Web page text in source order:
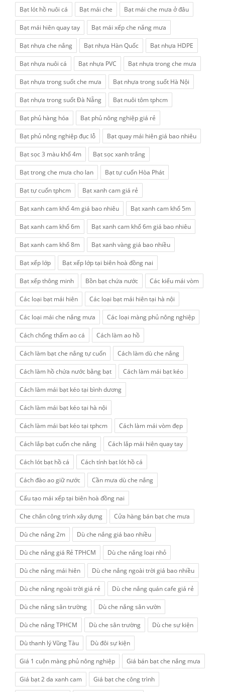
Bạt lót hồ nuôi cá Bạt mái che Bạt mái che mưa ở đâu
Bạt mái hiên quay tay Bạt mái xếp che nắng mưa
Bạt nhựa che nắng Bạt nhựa Hàn Quốc Bạt nhựa HDPE
Bạt nhựa nuôi cá Bạt nhựa PVC Bạt nhựa trong che mưa
Bạt nhựa trong suốt che mưa Bạt nhựa trong suốt Hà Nội
Bạt nhựa trong suốt Đà Nẵng Bạt nuôi tôm tphcm
Bạt phủ hàng hóa Bạt phủ nông nghiệp giá rẻ
Bạt phủ nông nghiệp đục lỗ Bạt quay mái hiên giá bao nhiêu
Bạt sọc 3 màu khổ 4m Bạt sọc xanh trắng
Bạt trong che mưa cho lan Bạt tự cuốn Hòa Phát
Bạt tự cuốn tphcm Bạt xanh cam giá rẻ
Bạt xanh cam khổ 4m giá bao nhiêu Bạt xanh cam khổ 5m
Bạt xanh cam khổ 6m Bạt xanh cam khổ 6m giá bao nhiêu
Bạt xanh cam khổ 8m Bạt xanh vàng giá bao nhiều
Bạt xếp lớp Bạt xếp lớp tại biên hoà đồng nai
Bạt xếp thông minh Bồn bạt chứa nước Các kiểu mái vòm
Các loại bạt mái hiên Các loại bạt mái hiên tại hà nội
Các loại mái che nắng mưa Các loại màng phủ nông nghiệp
Cách chống thấm ao cá Cách làm ao hồ
Cách làm bạt che nắng tự cuốn Cách làm dù che nắng
Cách làm hồ chứa nước bằng bạt Cách làm mái bạt kéo
Cách làm mái bạt kéo tại bình dương
Cách làm mái bạt kéo tại hà nội
Cách làm mái bạt kéo tại tphcm Cách làm mái vòm đẹp
Cách lắp bạt cuốn che nắng Cách lắp mái hiên quay tay
Cách lót bạt hồ cá Cách tính bạt lót hồ cá
Cách đào ao giữ nước Cần mưa dù che nắng
Cấu tạo mái xếp tại biên hoà đồng nai
Che chắn công trình xây dựng Cửa hàng bán bạt che mưa
Dù che nắng 2m Dù che nắng giá bao nhiều
Dù che nắng giá Rẻ TPHCM Dù che nắng loại nhỏ
Dù che nắng mái hiên Dù che nắng ngoài trời giá bao nhiều
Dù che nắng ngoài trời giá rẻ Dù che nắng quán cafe giá rẻ
Dù che nắng sân trường Dù che nắng sân vườn
Dù che nắng TPHCM Dù che sân trường Dù che sự kiện
Dù thanh lý Vũng Tàu Dù đôi sự kiện
Giá 1 cuộn màng phủ nông nghiệp Giá bán bạt che nắng mưa
Giá bạt 2 da xanh cam Giá bạt che công trình